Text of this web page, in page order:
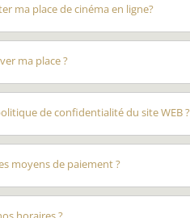
ma place de cinéma en ligne?
ma place ?
de confidentialité du site WEB ?
moyens de paiement ?